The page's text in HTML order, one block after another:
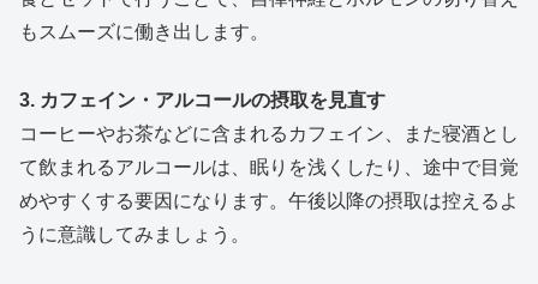
もスムーズに働き出します。
3. カフェイン・アルコールの摂取を見直す
コーヒーやお茶などに含まれるカフェイン、また寝酒とし
て飲まれるアルコールは、眠りを浅くしたり、途中で目覚
めやすくする要因になります。午後以降の摂取は控えるよ
うに意識してみましょう。